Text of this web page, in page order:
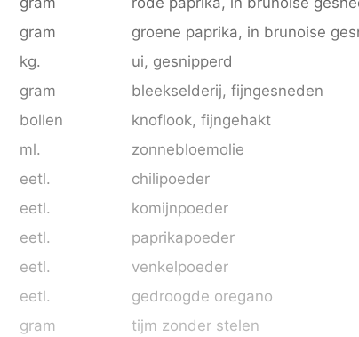
gram groene paprika, in brunoise
kg. ui, gesnipperd
gram bleekselderij, fijngesneden
bollen knoflook, fijngehakt
ml.
zonnebloemolie
eetl.
chilipoeder
eetl.
komijnpoeder
eetl.
paprikapoeder
eetl.
venkelpoeder
eetl.
gedroogde oregano
gram
tijm zonder stelen